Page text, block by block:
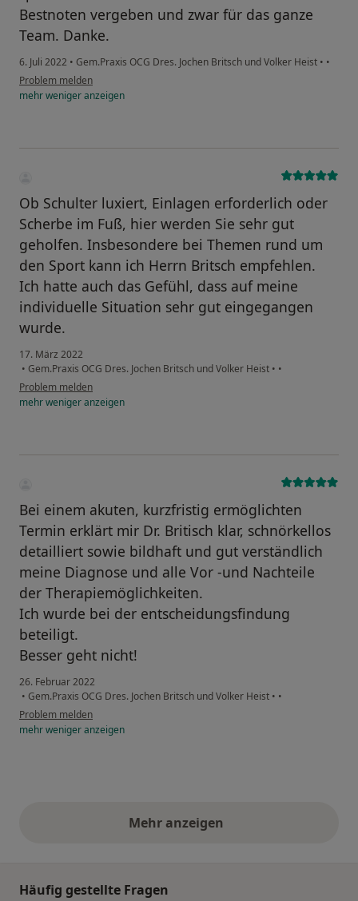
Bestnoten vergeben und zwar für das ganze
Team. Danke.
6. Juli 2022 • Gem.Praxis OCG Dres. Jochen Britsch und Volker Heist • •
Problem melden
mehrwenigeranzeigen
Ob Schulter luxiert, Einlagen erforderlich oder
Scherbe im Fuß, hier werden Sie sehr gut
geholfen. Insbesondere bei Themen rund um
den Sport kann ich Herrn Britsch empfehlen.
Ich hatte auch das Gefühl, dass auf meine
individuelle Situation sehr gut eingegangen
wurde.
17. März 2022
• Gem.Praxis OCG Dres. Jochen Britsch und Volker Heist • •
Problem melden
mehrwenigeranzeigen
Bei einem akuten, kurzfristig ermöglichten
Termin erklärt mir Dr. Britisch klar, schnörkellos
detailliert sowie bildhaft und gut verständlich
meine Diagnose und alle Vor -und Nachteile
der Therapiemöglichkeiten.
Ich wurde bei der entscheidungsfindung
beteiligt.
Besser geht nicht!
26. Februar 2022
• Gem.Praxis OCG Dres. Jochen Britsch und Volker Heist • •
Problem melden
mehrwenigeranzeigen
Mehr anzeigenobige Stellungnahmen
Häufig gestellte Fragen